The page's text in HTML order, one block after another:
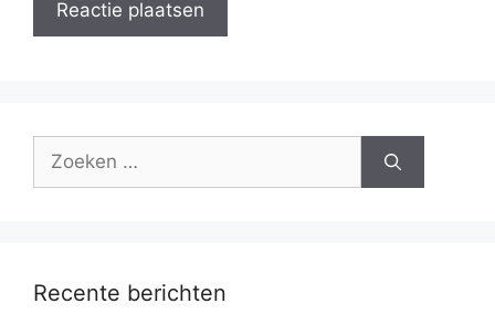
Zoek
Recente berichten